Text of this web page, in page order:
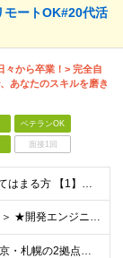
モートOK#20代活
々から卒業！> 完全自
あなたのスキルを磨き
ベテランOK
面接1回
◆下記【1】と【2】両方に当てはまる方 【1】Webアプリ開発：3年以上 【2】下記いずれか3年以上のご経験 C#、SQL、JavaScript、HTML+CSS、React、PHP、Larave
＜想定年収540万円～800万円＞ ★開発エンジニアの場合は想定年収【540万～800万円】ほどとなります。 【東京都】 ◆月給：33.4万円～＋賞与年2回（賞与支給実績5ヶ月分）＋残業代全額支給
◆リモートOK&転勤なし ◆東京・札幌の2拠点で募集中 【東京本社】 東京都千代田区神田練塀町300 住友不動産秋葉原駅前ビル17F 【札幌開発センター】 北海道札幌市北区北7条西4-5-1 伊藤